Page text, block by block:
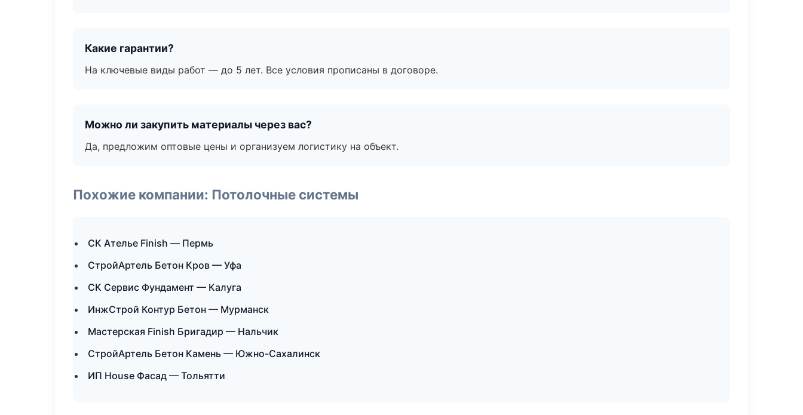
Какие гарантии?
На ключевые виды работ — до 5 лет. Все условия прописаны в договоре.
Можно ли закупить материалы через вас?
Да, предложим оптовые цены и организуем логистику на объект.
Похожие компании: Потолочные системы
СК Ателье Finish — Пермь
СтройАртель Бетон Кров — Уфа
СК Сервис Фундамент — Калуга
ИнжСтрой Контур Бетон — Мурманск
Мастерская Finish Бригадир — Нальчик
СтройАртель Бетон Камень — Южно-Сахалинск
ИП House Фасад — Тольятти